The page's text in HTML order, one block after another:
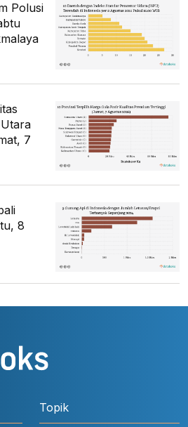
Polusi
7
8
Topik